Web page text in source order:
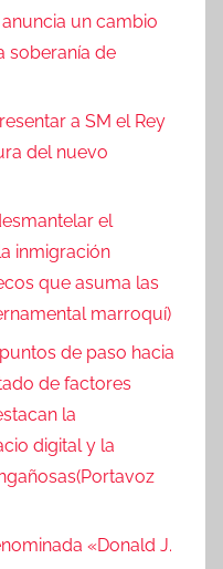
un cambio
soberanía de
a SM el Rey
del nuevo
el
inmigración
que asuma las
marroquí)
de paso hacia
de factores
la
digital y la
«Donald J.